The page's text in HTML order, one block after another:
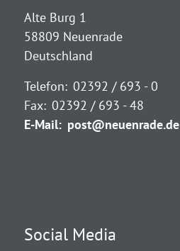
Alte Burg 1
58809 Neuenrade
Deutschland
Telefon: 02392 / 693 - 0
Fax: 02392 / 693 - 48
E-Mail: post@neuenrade.de
Social Media